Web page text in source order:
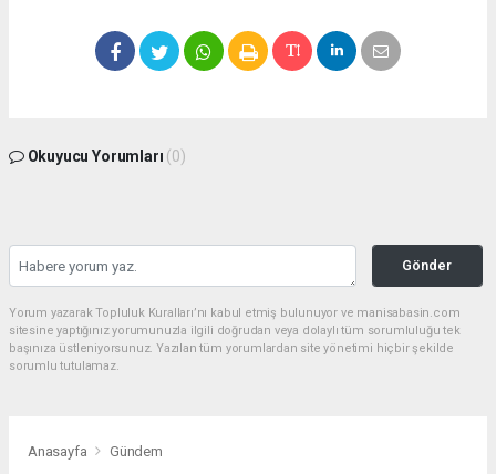
Okuyucu Yorumları (0)
Gönder
Yorum yazarak Topluluk Kuralları’nı kabul etmiş bulunuyor ve manisabasin.com
sitesine yaptığınız yorumunuzla ilgili doğrudan veya dolaylı tüm sorumluluğu tek
başınıza üstleniyorsunuz. Yazılan tüm yorumlardan site yönetimi hiçbir şekilde
sorumlu tutulamaz.
Anasayfa Gündem